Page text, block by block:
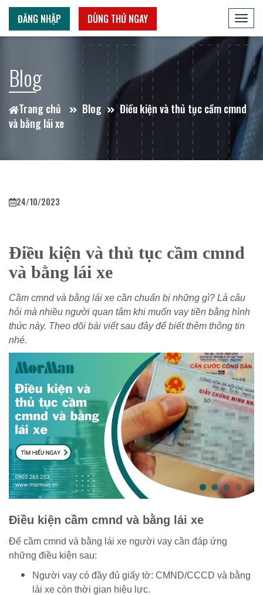
ĐĂNG NHẬP DÙNG THỬ NGAY
Blog
Trang chủ Blog
Điều kiện và thủ tục cầm cmnd
và bằng lái xe
24/10/2023
Điều kiện và thủ tục cầm cmnd
và bằng lái xe
Cầm cmnd và bằng lái xe cần chuẩn bị những gì? Là câu
hỏi mà nhiều người quan tâm khi muốn vay tiền bằng hình
thức này. Theo dõi bài viết sau đây để biết thêm thông tin
nhé.
Điều kiện cầm cmnd và bằng lái xe
Để cầm cmnd và bằng lái xe người vay cần đáp ứng
những điều kiện sau:
Người vay có đầy đủ giấy tờ: CMND/CCCD và bằng
lái xe còn thời gian hiệu lực.